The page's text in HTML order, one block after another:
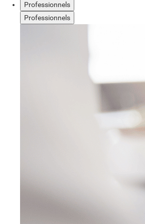
Professionnels
Professionnels